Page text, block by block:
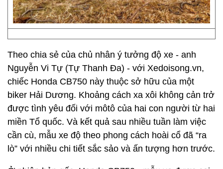
Theo chia sẻ của chủ nhân ý tưởng độ xe - anh
Nguyễn Vi Tự (Tự Thanh Đa) - với Xedoisong.vn,
chiếc Honda CB750 này thuộc sở hữu của một
biker Hải Dương. Khoảng cách xa xôi không cản trở
được tình yêu đối với môtô của hai con người từ hai
miền Tổ quốc. Và kết quả sau nhiều tuần làm việc
cần cù, mẫu xe độ theo phong cách hoài cổ đã “ra
lò” với nhiều chi tiết sắc sảo và ấn tượng hơn trước.